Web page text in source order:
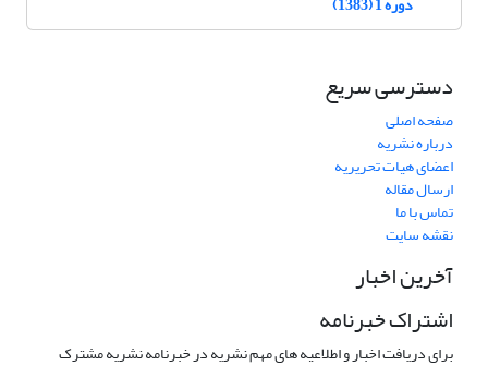
دسترسی سریع
صفحه اصلی
درباره نشریه
اعضای هیات تحریریه
ارسال مقاله
تماس با ما
نقشه سایت
آخرین اخبار
اشتراک خبرنامه
برای دریافت اخبار و اطلاعیه های مهم نشریه در خبرنامه نشریه مشترک